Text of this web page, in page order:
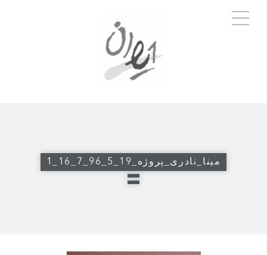
مینا_نادری_پروژه_19_5_96_7_16_1